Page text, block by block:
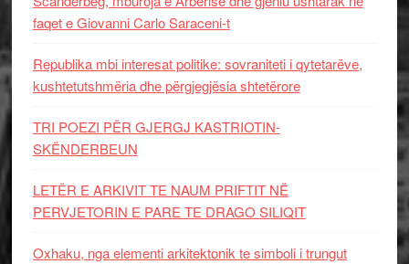
faqet e Giovanni Carlo Saraceni-t
Republika mbi interesat politike: sovraniteti i qytetarëve,
kushtetutshmëria dhe përgjegjësia shtetërore
TRI POEZI PËR GJERGJ KASTRIOTIN-
SKËNDERBEUN
LETËR E ARKIVIT TE NAUM PRIFTIT NË
PERVJETORIN E PARE TE DRAGO SILIQIT
Oxhaku, nga elementi arkitektonik te simboli i trungut